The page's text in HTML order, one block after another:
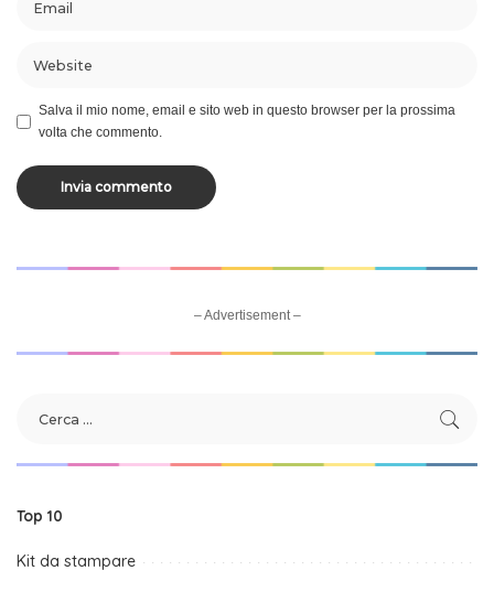
Salva il mio nome, email e sito web in questo browser per la prossima
volta che commento.
– Advertisement –
Top 10
Kit da stampare